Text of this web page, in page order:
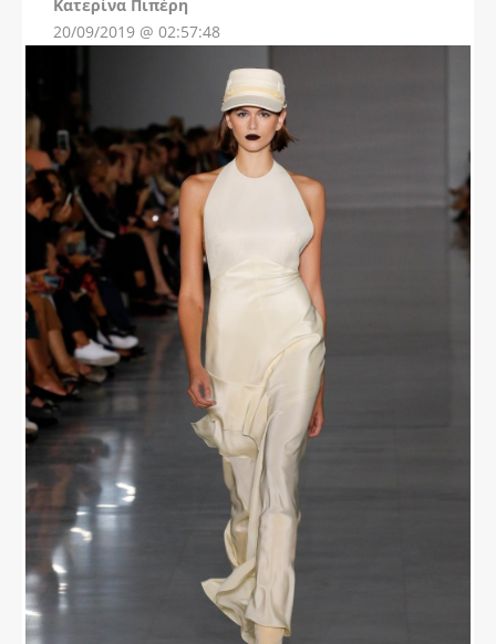
Kατερίνα Πιπέρη
20/09/2019 @ 02:57:48